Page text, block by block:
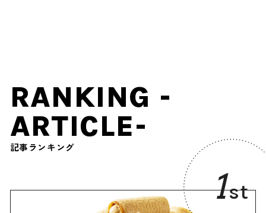
RANKING -
ARTICLE-
記事ランキング
1st